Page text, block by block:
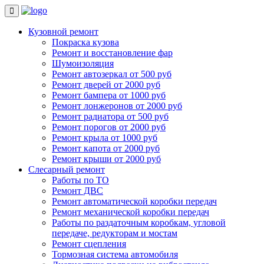
Кузовной ремонт
Покраска кузова
Ремонт и восстановление фар
Шумоизоляция
Ремонт автозеркал от 500 руб
Ремонт дверей от 2000 руб
Ремонт бампера от 1000 руб
Ремонт лонжеронов от 2000 руб
Ремонт радиатора от 500 руб
Ремонт порогов от 2000 руб
Ремонт крыла от 1000 руб
Ремонт капота от 2000 руб
Ремонт крыши от 2000 руб
Слесарный ремонт
Работы по ТО
Ремонт ДВС
Ремонт автоматической коробки передач
Ремонт механической коробки передач
Работы по раздаточным коробкам, угловой
передаче, редукторам и мостам
Ремонт сцепления
Тормозная система автомобиля